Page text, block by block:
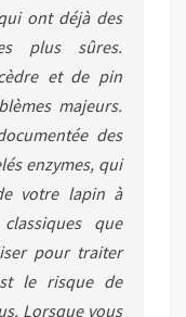
ont déjà des
plus sûres.
et de pin
majeurs.
des
enzymes, qui
votre lapin à
que
pour traiter
le risque de
Lorsque vous